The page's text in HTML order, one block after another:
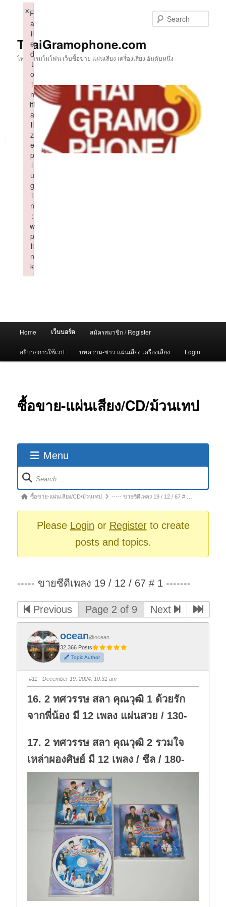
ThaiGramophone.com
ไทยแกรมโมโฟน เว็บซื้อขาย แผ่นเสียง เครื่องเสียง อันดับหนึ่ง
Home เว็บบอร์ด สมัครสมาชิก / Register
อธิบายการใช้เวป บทความ-ข่าว แผ่นเสียง เครื่องเสียง Login
ซื้อขาย-แผ่นเสียง/CD/ม้วนเทป
Menu
Forum
Navigation
Forumซื้อขาย-แผ่นเสียง/CD/ม้วนเทป ----- ขายซีดีเพลง 19 / 12 / 67 # …
Please Login or Registerto create
posts and topics.
----- ขายซีดีเพลง 19 / 12 / 67 # 1 -------
Previous Page 2 of 9 Next
ocean@ocean
32,366 Posts
Topic Author
#11 · December 19, 2024, 10:31 am
16. 2 ทศวรรษ สลา คุณวุฒิ 1 ด้วยรัก
จากพี่น้อง มี 12 เพลง แผ่นสวย / 130-
17. 2 ทศวรรษ สลา คุณวุฒิ 2 รวมใจ
เหล่าผองศิษย์ มี 12 เพลง / ซีล / 180-
F
a
il
e
d
t
o
i
n
iti
a
li
z
e
p
l
u
g
i
n
:
w
p
li
n
k
×
Failed to initialize plugin: wplink